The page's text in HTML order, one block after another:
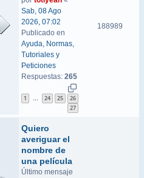
Sab, 08 Ago
2026, 07:02
Publicado en
Ayuda, Normas,
Tutoriales y
Peticiones
Respuestas: 265
1 24 25
26
27
188989
Quiero
averiguar el
nombre de
una película
Último mensaje